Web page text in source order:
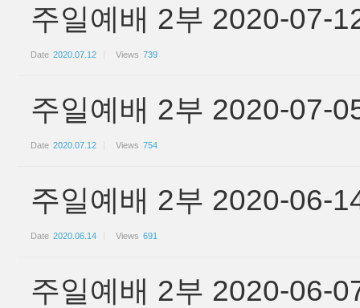
주일예배 2부 2020-07-
Date 2020.07.12 Views 739
주일예배 2부 2020-07-
Date 2020.07.12 Views 754
주일예배 2부 2020-06-
Date 2020.06.14 Views 691
주일예배 2부 2020-06-